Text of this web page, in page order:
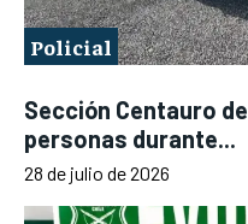
Policial
Sección Centauro
personas durante...
28 de julio de 2026